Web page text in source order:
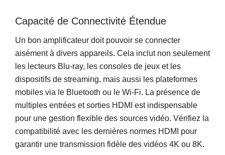
Capacité de Connectivité Étendue
Un bon amplificateur doit pouvoir se connecter
aisément à divers appareils. Cela inclut non seulement
les lecteurs Blu-ray, les consoles de jeux et les
dispositifs de streaming, mais aussi les plateformes
mobiles via le Bluetooth ou le Wi-Fi. La présence de
multiples entrées et sorties HDMI est indispensable
pour une gestion flexible des sources vidéo. Vérifiez la
compatibilité avec les dernières normes HDMI pour
garantir une transmission fidèle des vidéos 4K ou 8K.